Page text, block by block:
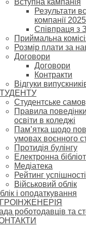
Вступна кампанія
Результати
компанії 2025
Співпраця з
Приймальна
Розмір плати за
Договори
Договори
Контракти
Відгуки
Cтудентське
Правила
освіти в коледжі
Пам’ятка щодо
умовах воєнного
Протидія булінгу
Електронна
Медіатека
Рейтинг успішності
Військовий облік
і оподаткування
роботодавців та